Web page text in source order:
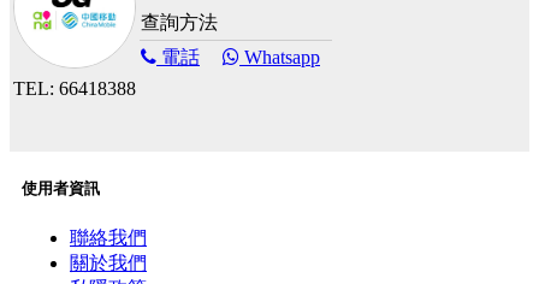
查詢方法
電話
Whatsapp
TEL: 66418388
使用者資訊
聯絡我們
關於我們